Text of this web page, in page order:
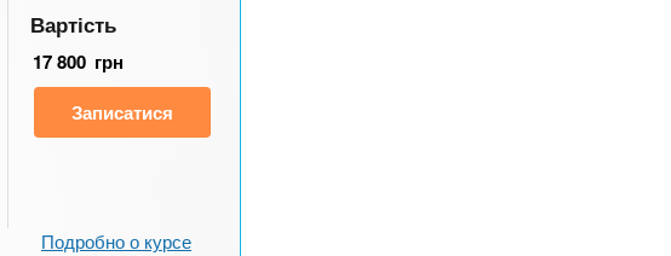
Вартість
17 800 грн
Записатися
Подробно о курсе